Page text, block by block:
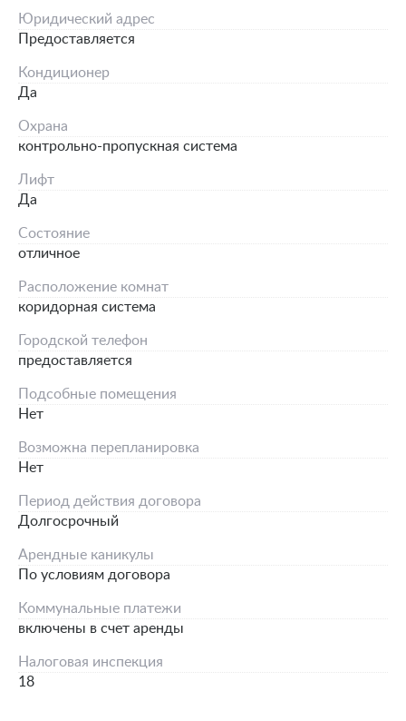
Юридический адрес
Предоставляется
Кондиционер
Да
Охрана
контрольно-пропускная система
Лифт
Да
Состояние
отличное
Расположение комнат
коридорная система
Городской телефон
предоставляется
Подсобные помещения
Нет
Возможна перепланировка
Нет
Период действия договора
Долгосрочный
Арендные каникулы
По условиям договора
Коммунальные платежи
включены в счет аренды
Налоговая инспекция
18